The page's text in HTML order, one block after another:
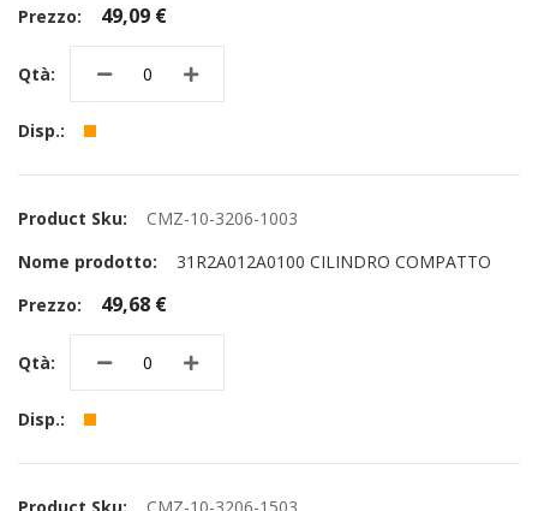
49,09 €
CMZ-10-3206-1003
31R2A012A0100 CILINDRO COMPATTO
49,68 €